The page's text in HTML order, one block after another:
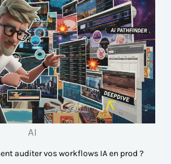
AI
auditer vos workflows IA en prod ?